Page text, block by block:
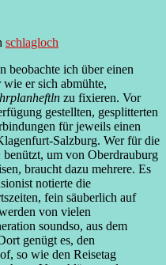
schlagloch
beobachte ich über einen
er sich abmühte,
zu fixieren. Vor
gestellten, gesplitterten
für jeweils einen
Salzburg. Wer für die
benützt, um von Oberdrauburg
braucht dazu mehrere. Es
notierte die
fein säuberlich auf
von vielen
soundso, aus dem
genügt es, den
so wie den Reisetag